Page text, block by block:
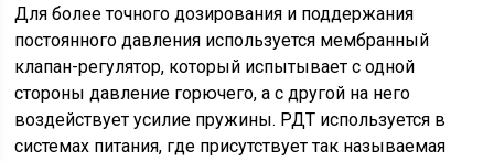
Для более точного дозирования и поддержания
постоянного давления используется мембранный
клапан-регулятор, который испытывает с одной
стороны давление горючего, а с другой на него
воздействует усилие пружины. РДТ используется в
системах питания, где присутствует так называемая